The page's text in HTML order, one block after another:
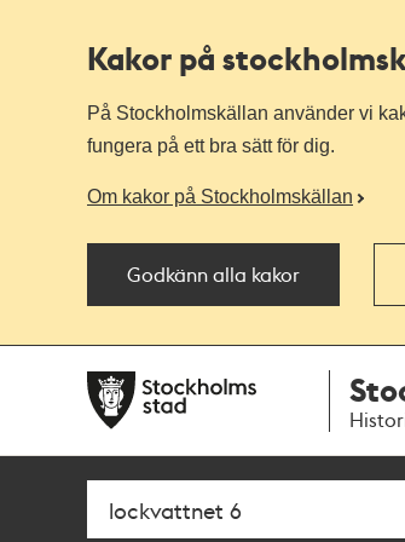
Kakor på
På Stockholmskällan använder vi
fungera på ett bra sätt för dig.
Om kakor på Stockholmskällan
Godkänn alla kakor
navigationen
huvudinnehållet
Sök